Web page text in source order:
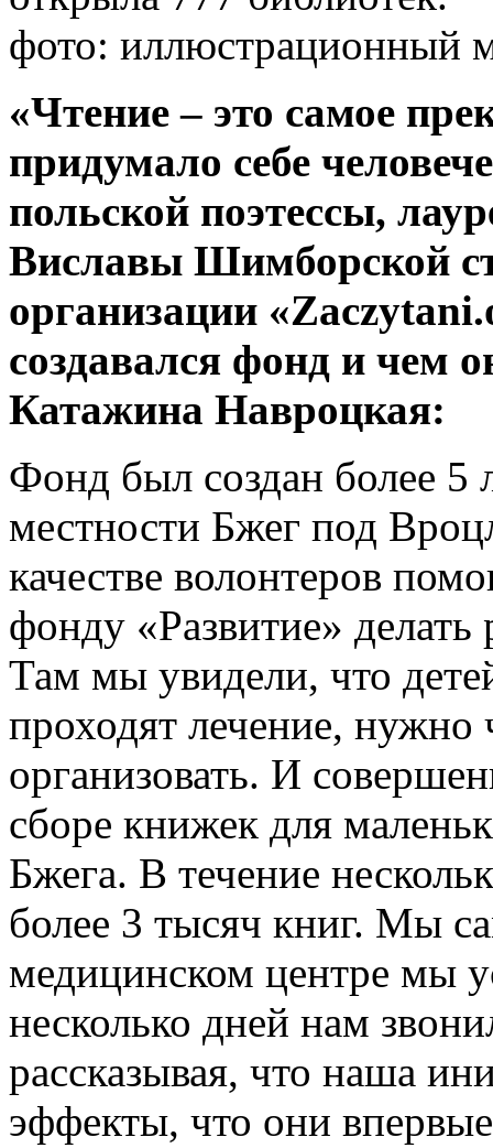
фото: иллюстрационный
«Чтение – это самое
придумало себе
польской поэтессы,
Виславы Шимборской
организации «Zaczytani.
создавался фонд и чем
Катажина Навроцкая:
Фонд был создан более 5
местности Бжег под
качестве волонтеров
фонду «Развитие»
Там мы увидели, что
проходят лечение, нужно
организовать. И
сборе книжек для
Бжега. В течение
более 3 тысяч книг. Мы
медицинском центре мы
несколько дней нам
рассказывая, что наша
эффекты, что они